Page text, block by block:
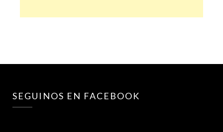
SEGUINOS EN FACEBOOK